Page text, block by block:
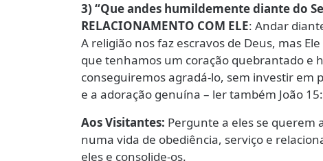
3) “Que andes humildemente diante do
RELACIONAMENTO COM ELE: Andar
A religião nos faz escravos de Deus, mas
que tenhamos um coração quebrantado e
conseguiremos agradá-lo, sem investir em
e a adoração genuína – ler também João
Aos Visitantes: Pergunte a eles se querem
numa vida de obediência, serviço e
eles e consolide-os.